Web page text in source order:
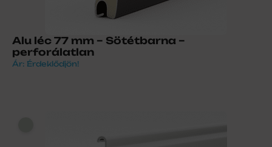
Alu léc 77 mm – Sötétbarna –
perforálatlan
Ár: Érdeklődjön!